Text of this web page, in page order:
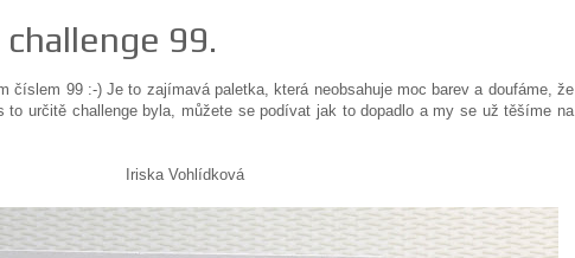
challenge 99.
číslem 99 :-) Je to zajímavá paletka, která neobsahuje moc barev a doufáme, že
to určitě challenge byla, můžete se podívat jak to dopadlo a my se už těšíme na